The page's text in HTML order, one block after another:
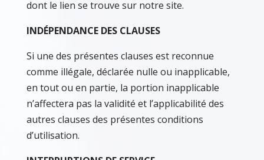
dont le lien se trouve sur notre site.
INDÉPENDANCE DES CLAUSES
Si une des présentes clauses est reconnue
comme illégale, déclarée nulle ou inapplicable,
en tout ou en partie, la portion inapplicable
n’affectera pas la validité et l’applicabilité des
autres clauses des présentes conditions
d’utilisation.